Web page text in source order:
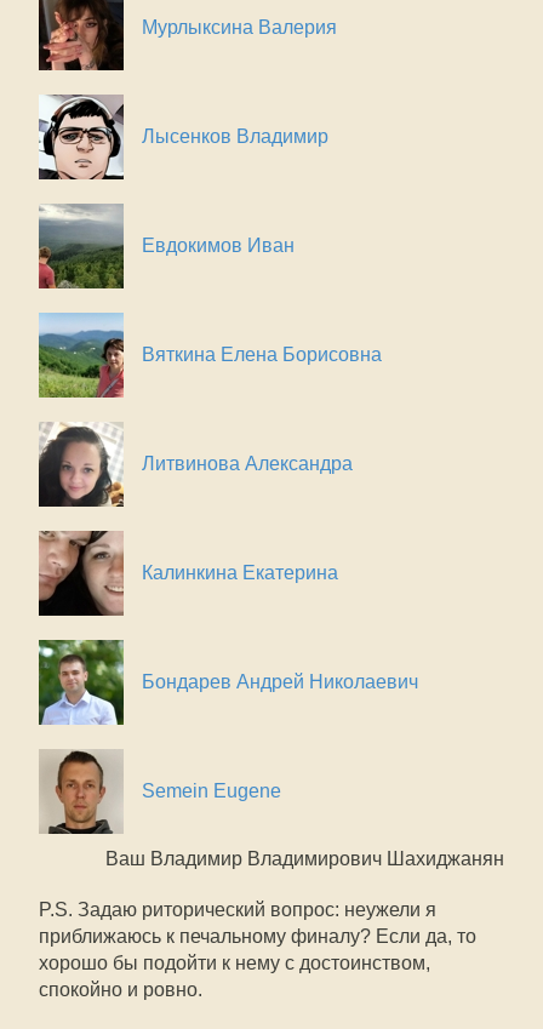
Мурлыксина Валерия
Лысенков Владимир
Евдокимов Иван
Вяткина Елена Борисовна
Литвинова Александра
Калинкина Екатерина
Бондарев Андрей Николаевич
Semein Eugene
Ваш Владимир Владимирович Шахиджанян
P.S. Задаю риторический вопрос: неужели я
приближаюсь к печальному финалу? Если да, то
хорошо бы подойти к нему с достоинством,
спокойно и ровно.